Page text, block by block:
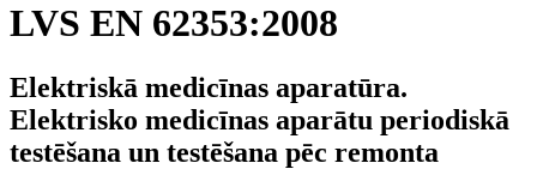
LVS EN 62353:2008
Elektriskā medicīnas aparatūra.
Elektrisko medicīnas aparātu periodiskā
testēšana un testēšana pēc remonta